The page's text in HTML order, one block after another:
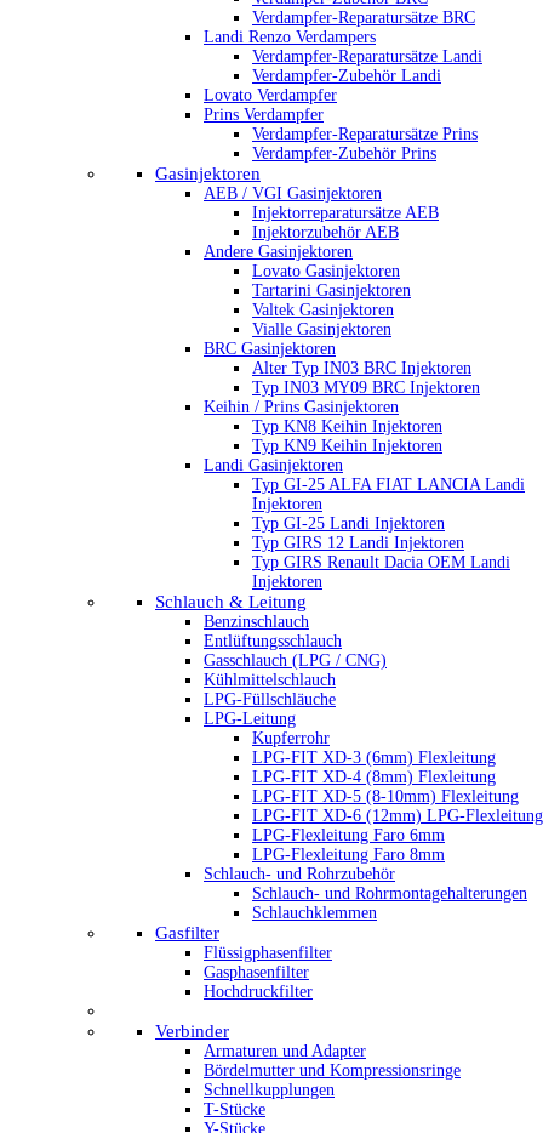
Verdampfer-Reparatursätze BRC
Landi Renzo Verdampers
Verdampfer-Reparatursätze Landi
Verdampfer-Zubehör Landi
Lovato Verdampfer
Prins Verdampfer
Verdampfer-Reparatursätze Prins
Verdampfer-Zubehör Prins
Gasinjektoren
AEB / VGI Gasinjektoren
Injektorreparatursätze AEB
Injektorzubehör AEB
Andere Gasinjektoren
Lovato Gasinjektoren
Tartarini Gasinjektoren
Valtek Gasinjektoren
Vialle Gasinjektoren
BRC Gasinjektoren
Alter Typ IN03 BRC Injektoren
Typ IN03 MY09 BRC Injektoren
Keihin / Prins Gasinjektoren
Typ KN8 Keihin Injektoren
Typ KN9 Keihin Injektoren
Landi Gasinjektoren
Typ GI-25 ALFA FIAT LANCIA Landi
Injektoren
Typ GI-25 Landi Injektoren
Typ GIRS 12 Landi Injektoren
Typ GIRS Renault Dacia OEM Landi
Injektoren
Schlauch & Leitung
Benzinschlauch
Entlüftungsschlauch
Gasschlauch (LPG / CNG)
Kühlmittelschlauch
LPG-Füllschläuche
LPG-Leitung
Kupferrohr
LPG-FIT XD-3 (6mm) Flexleitung
LPG-FIT XD-4 (8mm) Flexleitung
LPG-FIT XD-5 (8-10mm) Flexleitung
LPG-FIT XD-6 (12mm) LPG-Flexleitung
LPG-Flexleitung Faro 6mm
LPG-Flexleitung Faro 8mm
Schlauch- und Rohrzubehör
Schlauch- und Rohrmontagehalterungen
Schlauchklemmen
Gasfilter
Flüssigphasenfilter
Gasphasenfilter
Hochdruckfilter
Verbinder
Armaturen und Adapter
Bördelmutter und Kompressionsringe
Schnellkupplungen
T-Stücke
Y-Stücke